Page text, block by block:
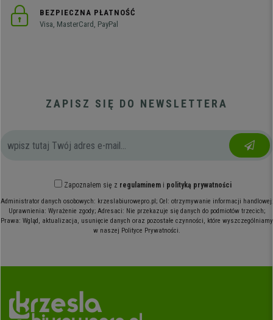
BEZPIECZNA PŁATNOŚĆ
Visa, MasterCard, PayPal
ZAPISZ SIĘ DO NEWSLETTERA
Zapoznałem się z regulaminemi polityką prywatności
Administrator danych osobowych: krzeslabiurowepro.pl; Cel: otrzymywanie informacji handlowej;
Uprawnienia: Wyrażenie zgody; Adresaci: Nie przekazuje się danych do podmiotów trzecich;
Prawa: Wgląd, aktualizacja, usunięcie danych oraz pozostałe czynności, które wyszczególniamy
w naszej Polityce Prywatności.